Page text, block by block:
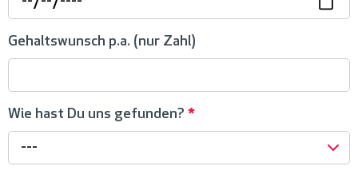
Gehaltswunsch p.a. (nur Zahl)
Wie hast Du uns gefunden? *
---